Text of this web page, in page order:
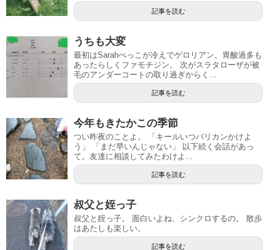
記事を読む
うちも大変
最初はSarahぺっこが冷えでゲロリアン。胃酸過多も
あったらしくファモチジン。 次がスラタローザが被
毛のアンダーコートの取り過ぎからく...
記事を読む
今年もきたかこの季節
つい昨夜のことよ。 「キールいつバリカンかけよ
う」 「まだ早いんじゃない」 以下続く会話があっ
て。友達に相談してみたわけよ...
記事を読む
叔父と姪っ子
叔父と姪っ子。 面白いよね、シンクロするの。 散歩
はあたしも楽しい。
記事を読む